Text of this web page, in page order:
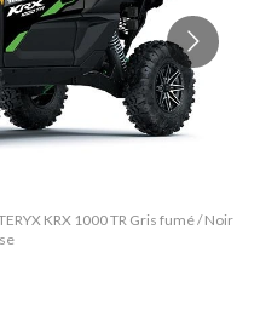
KRX 1000 TR Gris fumé / Noir